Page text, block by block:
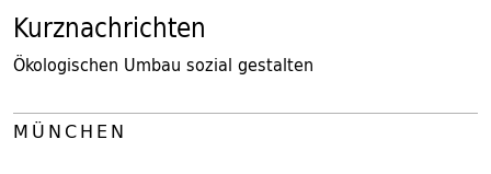
Kurznachrichten
Ökologischen Umbau sozial gestalten
MÜNCHEN